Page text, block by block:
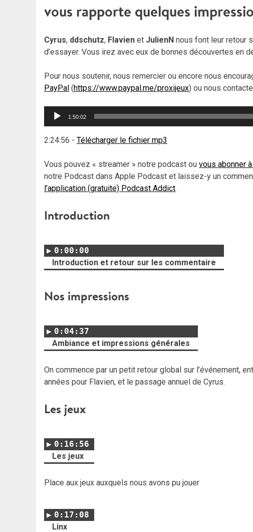
vous rapporte quelques
Cyrus, ddschutz, Flavien et JulienN nous font leur retour
d’essayer. Vous irez avec eux de bonnes découvertes en
Pour nous soutenir, nous remercier ou encore nous
PayPal (https://www.paypal.me/proxijeux) ou nous
Lecteur
1:50:02
2:24:56 - Télécharger le fichier mp3
Vous pouvez « streamer » notre podcast ou vous abonner
notre Podcast dans Apple Podcast et laissez-y un
l’application (gratuite) Podcast Addict.
Introduction
0:00:00
Introduction et retour sur les commentaire
Nos impressions
0:04:37
Ambiance et impressions générales
On commence par un petit retour global sur l’événement,
années pour Flavien, et le passage annuel de Cyrus.
Les jeux
0:16:56
Les jeux
Place aux jeux auxquels nous avons pu jouer
0:17:08
Linx